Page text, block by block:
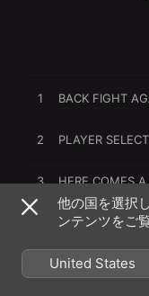
1 BACK FIGHT
2 PLAYER SELECT
3 HERE COMES
START DEMO
GET HIGH
他の国を選択
ンテンツをご
United States